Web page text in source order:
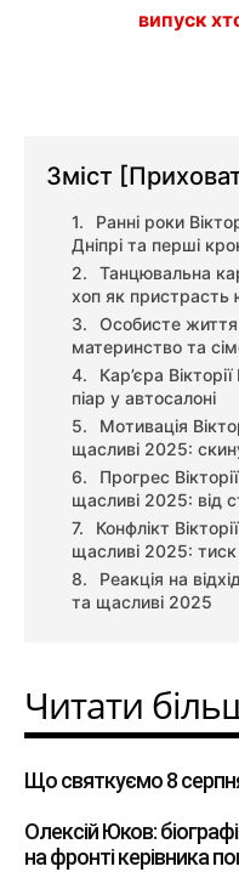
випуск
Зміст
Ранні роки
Дніпрі та перші
Танцювальна
хоп як пристрасть
Особисте життя
материнство та
Кар’єра
піар у автосалоні
Мотивація
щасливі 2025:
Прогрес
щасливі 2025: від
Конфлікт
щасливі 2025: тиск
Реакція на
та щасливі 2025
Читати
Що святкуємо 8 серпня
Олексій Юков:
на фронті керівника